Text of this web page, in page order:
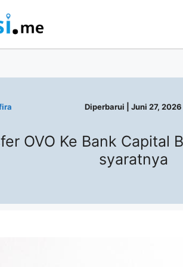
Diperbarui |Juni 27, 2026
OVO Ke Bank Capital
syaratnya